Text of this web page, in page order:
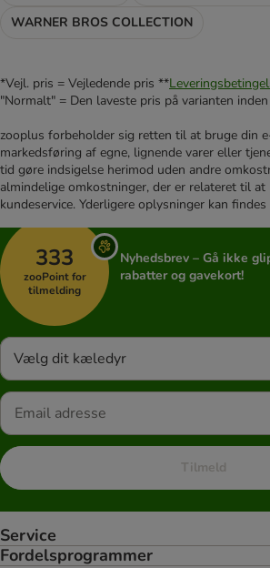
WARNER BROS COLLECTION
*Vejl. pris = Vejledende pris **
"Normalt" = Den laveste pris på varianten
zooplus forbeholder sig retten til at bruge din
markedsføring af egne, lignende varer eller
tid gøre indsigelse herimod uden andre
almindelige omkostninger, der er relateret til
kundeservice. Yderligere oplysninger kan findes
333
zooPoint for
tilmelding
Nyhedsbrev – Gå ikke
rabatter og gavekort!
Vælg dit kæledyr
Tilmeld
Service
Fordelsprogrammer